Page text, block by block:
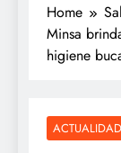
Home
Minsa
higiene
ACTUALIDAD